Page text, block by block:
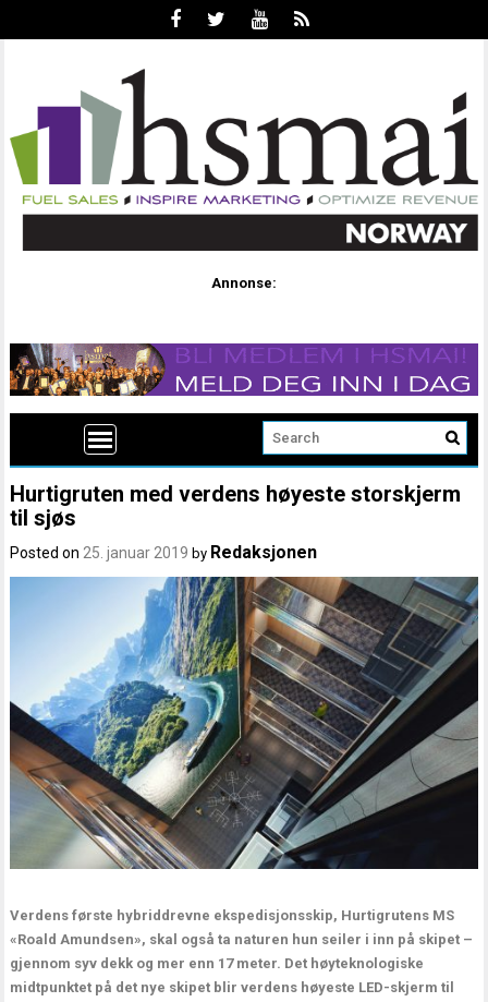
Annonse:
Hurtigruten med verdens høyeste storskjerm
til sjøs
Posted on25. januar 2019 by Redaksjonen
Verdens første hybriddrevne ekspedisjonsskip, Hurtigrutens MS
«Roald Amundsen», skal også ta naturen hun seiler i inn på skipet –
gjennom syv dekk og mer enn 17 meter. Det høyteknologiske
midtpunktet på det nye skipet blir verdens høyeste LED-skjerm til